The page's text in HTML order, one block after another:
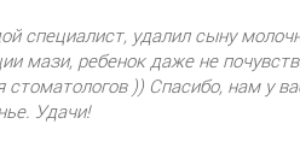
специалист, удалил сыну
мази, ребенок даже не
)) Спасибо, нам у
Удачи!